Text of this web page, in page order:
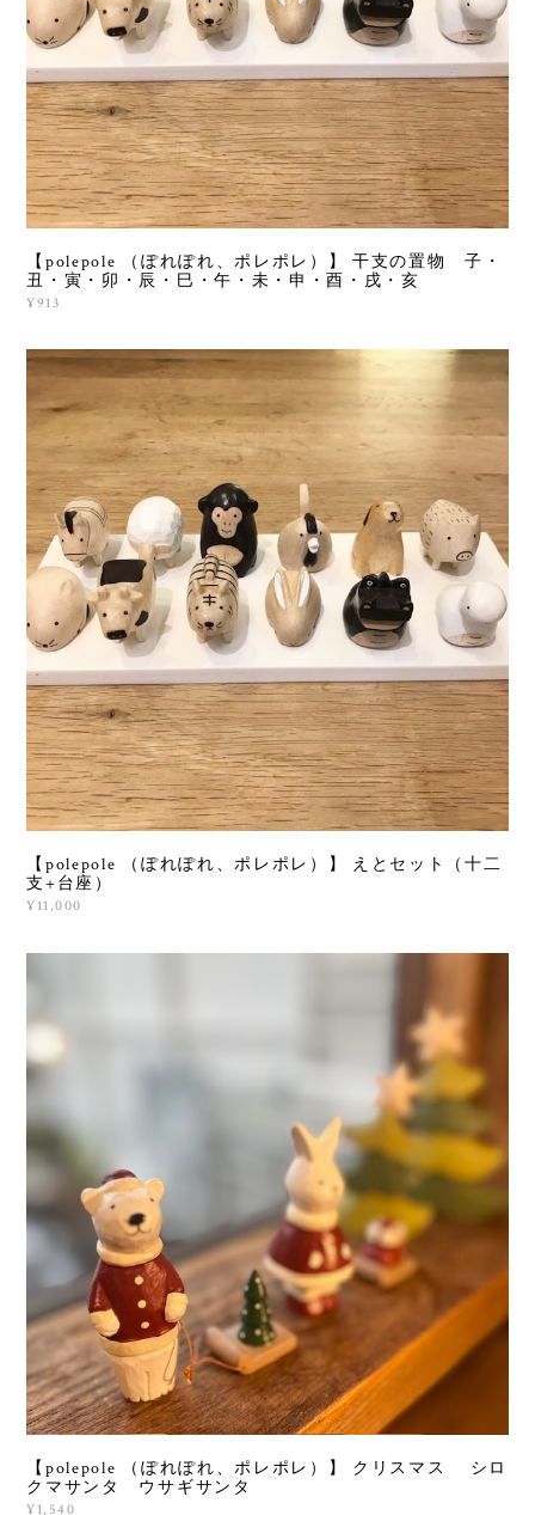
【polepole （ぽれぽれ、ポレポレ）】 干支の置物 子・
丑・寅・卯・辰・巳・午・未・申・酉・戌・亥
¥913
【polepole （ぽれぽれ、ポレポレ）】 えとセット（十二
支+台座）
¥11,000
【polepole （ぽれぽれ、ポレポレ）】 クリスマス シロ
クマサンタ ウサギサンタ
¥1,540